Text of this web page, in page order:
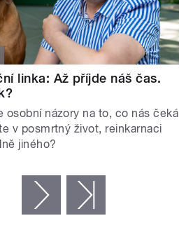
linka: Až příjde náš čas.
osobní názory na to, co nás čeká
v posmrtný život, reinkarnaci
jiného?
následující ›